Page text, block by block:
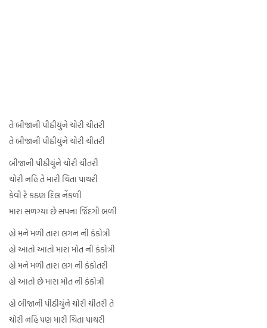
તે બીજાની પીઠીયુંને ચોરી ચીતરી
તે બીજાની પીઠીયુંને ચોરી ચીતરી
બીજાની પીઠીયુંને ચોરી ચીતરી
ચોરી નહિ તે મારી ચિતા પાથરી
કેવી રે કઠણ દિલ નેંકળી
મારા સળગ્યા છે સપના જિંદગી બળી
હો મને મળી તારા લગન ની કંકોત્રી
હો આતો આતો મારા મોત ની કંકોત્રી
હો મને મળી તારા લગ ની કંકોતરી
હો આતો છે મારા મોત ની કંકોત્રી
હો બીજાની પીઠીયુંને ચોરી ચીતરી તે
ચોરી નહિ પણ મારી ચિતા પાથરી